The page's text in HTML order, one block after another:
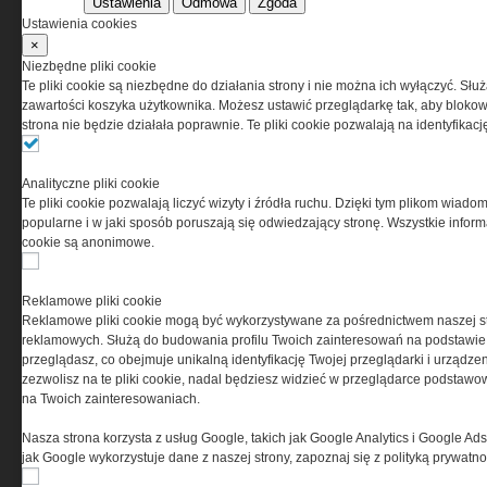
Codzienne źródło informacji o taktyce,
Copyright © 2004-2019 Grupa MEDIUM
zastrzeżone. Jakiekolwiek dalsze
Ustawienia cookies
×
Niezbędne pliki cookie
Te pliki cookie są niezbędne do działania strony i nie można ich wyłączyć.
zawartości koszyka użytkownika. Możesz ustawić przeglądarkę tak, aby
strona nie będzie działała poprawnie. Te pliki cookie pozwalają na
Analityczne pliki cookie
Te pliki cookie pozwalają liczyć wizyty i źródła ruchu. Dzięki tym plikom
popularne i w jaki sposób poruszają się odwiedzający stronę. Wszystkie
cookie są anonimowe.
Reklamowe pliki cookie
Reklamowe pliki cookie mogą być wykorzystywane za pośrednictwem naszej
reklamowych. Służą do budowania profilu Twoich zainteresowań na
przeglądasz, co obejmuje unikalną identyfikację Twojej przeglądarki i
zezwolisz na te pliki cookie, nadal będziesz widzieć w przeglądarce
na Twoich zainteresowaniach.
Nasza strona korzysta z usług Google, takich jak Google Analytics i Google
jak Google wykorzystuje dane z naszej strony, zapoznaj się z polityką